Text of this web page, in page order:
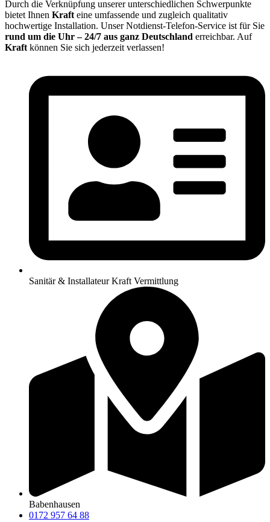
Durch die Verknüpfung unserer unterschiedlichen Schwerpunkte
bietet Ihnen Kraft eine umfassende und zugleich qualitativ
hochwertige Installation. Unser Notdienst-Telefon-Service ist für Sie
rund um die Uhr – 24/7 aus ganz Deutschland erreichbar. Auf
Kraft können Sie sich jederzeit verlassen!
Sanitär & Installateur Kraft Vermittlung
Babenhausen
0172 957 64 88